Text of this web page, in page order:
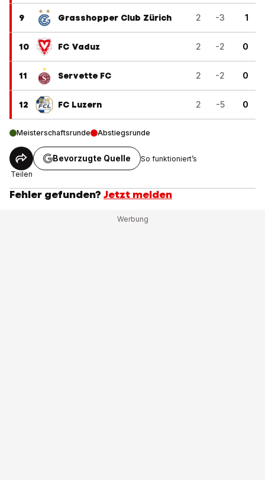
9 Grasshopper Club Zürich 2 -3 1
10 FC Vaduz 2 -2 0
11 Servette FC 2 -2 0
12 FC Luzern 2 -5 0
Meisterschaftsrunde Abstiegsrunde
Teilen
Bevorzugte Quelle So funktioniert’s
Fehler gefunden? Jetzt melden